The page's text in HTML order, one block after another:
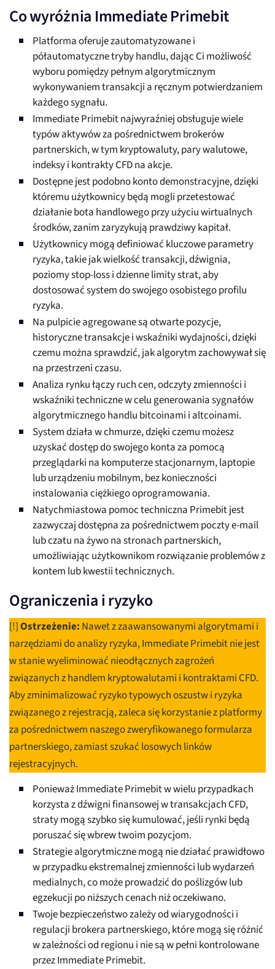
Co wyróżnia Immediate Primebit
Platforma oferuje zautomatyzowane i
półautomatyczne tryby handlu, dając Ci możliwość
wyboru pomiędzy pełnym algorytmicznym
wykonywaniem transakcji a ręcznym potwierdzaniem
każdego sygnału.
Immediate Primebit najwyraźniej obsługuje wiele
typów aktywów za pośrednictwem brokerów
partnerskich, w tym kryptowaluty, pary walutowe,
indeksy i kontrakty CFD na akcje.
Dostępne jest podobno konto demonstracyjne, dzięki
któremu użytkownicy będą mogli przetestować
działanie bota handlowego przy użyciu wirtualnych
środków, zanim zaryzykują prawdziwy kapitał.
Użytkownicy mogą definiować kluczowe parametry
ryzyka, takie jak wielkość transakcji, dźwignia,
poziomy stop-loss i dzienne limity strat, aby
dostosować system do swojego osobistego profilu
ryzyka.
Na pulpicie agregowane są otwarte pozycje,
historyczne transakcje i wskaźniki wydajności, dzięki
czemu można sprawdzić, jak algorytm zachowywał się
na przestrzeni czasu.
Analiza rynku łączy ruch cen, odczyty zmienności i
wskaźniki techniczne w celu generowania sygnałów
algorytmicznego handlu bitcoinami i altcoinami.
System działa w chmurze, dzięki czemu możesz
uzyskać dostęp do swojego konta za pomocą
przeglądarki na komputerze stacjonarnym, laptopie
lub urządzeniu mobilnym, bez konieczności
instalowania ciężkiego oprogramowania.
Natychmiastowa pomoc techniczna Primebit jest
zazwyczaj dostępna za pośrednictwem poczty e-mail
lub czatu na żywo na stronach partnerskich,
umożliwiając użytkownikom rozwiązanie problemów z
kontem lub kwestii technicznych.
Ograniczenia i ryzyko
[!]Ostrzeżenie: Nawet z zaawansowanymi algorytmami i
narzędziami do analizy ryzyka, Immediate Primebit nie jest
w stanie wyeliminować nieodłącznych zagrożeń
związanych z handlem kryptowalutami i kontraktami CFD.
Aby zminimalizować ryzyko typowych oszustw i ryzyka
związanego z rejestracją, zaleca się korzystanie z platformy
za pośrednictwem naszego zweryfikowanego formularza
partnerskiego, zamiast szukać losowych linków
rejestracyjnych.
Ponieważ Immediate Primebit w wielu przypadkach
korzysta z dźwigni finansowej w transakcjach CFD,
straty mogą szybko się kumulować, jeśli rynki będą
poruszać się wbrew twoim pozycjom.
Strategie algorytmiczne mogą nie działać prawidłowo
w przypadku ekstremalnej zmienności lub wydarzeń
medialnych, co może prowadzić do poślizgów lub
egzekucji po niższych cenach niż oczekiwano.
Twoje bezpieczeństwo zależy od wiarygodności i
regulacji brokera partnerskiego, które mogą się różnić
w zależności od regionu i nie są w pełni kontrolowane
przez Immediate Primebit.